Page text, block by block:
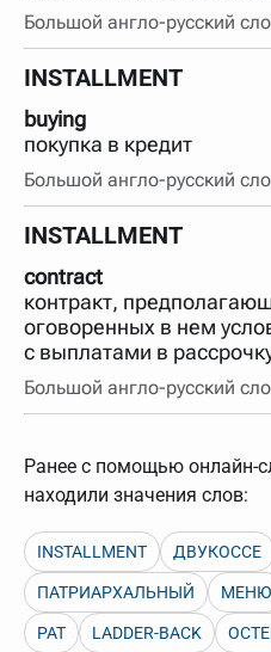
Большой англо-русский
INSTALLMENT
buying
покупка в кредит
Большой англо-русский
INSTALLMENT
contract
контракт,
оговоренных в нем
с выплатами в
Большой англо-русский
Ранее с помощью онлайн-
находили значения слов:
INSTALLMENT ДВУКОССЕ
ПАТРИАРХАЛЬНЫЙ МЕНЮ
PAT LADDER-BACK